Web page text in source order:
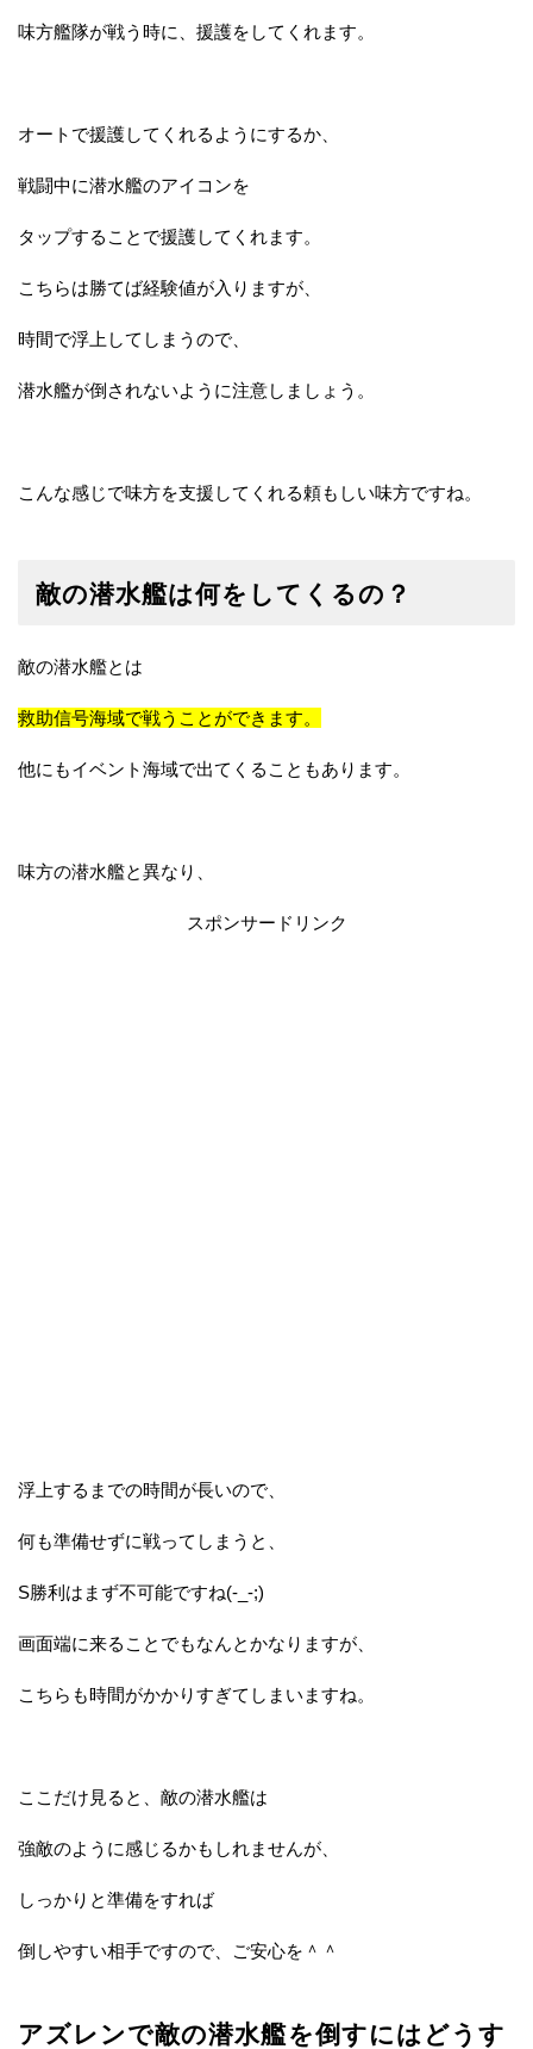
味方艦隊が戦う時に、援護をしてくれます。
オートで援護してくれるようにするか、
戦闘中に潜水艦のアイコンを
タップすることで援護してくれます。
こちらは勝てば経験値が入りますが、
時間で浮上してしまうので、
潜水艦が倒されないように注意しましょう。
こんな感じで味方を支援してくれる頼もしい味方ですね。
敵の潜水艦は何をしてくるの？
敵の潜水艦とは
救助信号海域で戦うことができます。
他にもイベント海域で出てくることもあります。
味方の潜水艦と異なり、
スポンサードリンク
浮上するまでの時間が長いので、
何も準備せずに戦ってしまうと、
S勝利はまず不可能ですね(-_-;)
画面端に来ることでもなんとかなりますが、
こちらも時間がかかりすぎてしまいますね。
ここだけ見ると、敵の潜水艦は
強敵のように感じるかもしれませんが、
しっかりと準備をすれば
倒しやすい相手ですので、ご安心を＾＾
アズレンで敵の潜水艦を倒すにはどうす